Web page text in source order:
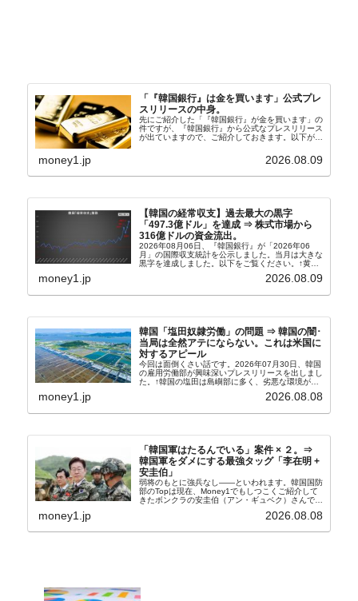
「『韓国銀行』は金を買います」公式プレ
スリリースの中身。
先にご紹介した「『韓国銀行』が金を買います」の
件ですが、『韓国銀行』から公式なプレスリリース
が出ていますので、ご紹介しておきます。以下が全
れ協力体制を構築□『韓国銀行』は、国内生産金の
money1.jp 2026.08.09
【韓国の経常収支】過去最大の黒字
「497.3億ドル」を達成 ⇒ 株式市場から
316億ドルの資金流出。
2026年08月06日、『韓国銀行』が「2026年06
月」の国際収支統計を公示しました。当月は大きな
黒字を達成しました。以下をご覧ください。↑黄色
の経常収支です。2026年06月貿易収支：4...
money1.jp 2026.08.09
韓国「塩田奴隷労働」の問題 ⇒ 韓国の闇･
当局は全然アテにならない。これは米国に
対するアピール
今回は面倒くさい話です。2026年07月30日、韓国
の雇用労働部が興味深いプレスリリースを出しまし
た。↑韓国の塩田は島嶼部に多く、劣悪な環境が一
たといわれます（後述）。これは、いわゆる「塩田
money1.jp 2026.08.08
「韓国軍はたるんでいる」案件 × ２。⇒
韓国軍をダメにする最強タッグ「李在明 +
安圭伯」
弱将のもとに強兵なし――といわれます。韓国国防
部のTopは現在、Money1でもしつこくご紹介して
きたボンクラの安圭伯（アン・ギュベク）さんで
さんと「韓国初の文官上がり」の国防部長官安圭伯
money1.jp 2026.08.08